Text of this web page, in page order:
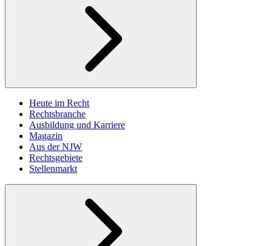
Heute im Recht
Rechtsbranche
Ausbildung und Karriere
Magazin
Aus der NJW
Rechtsgebiete
Stellenmarkt